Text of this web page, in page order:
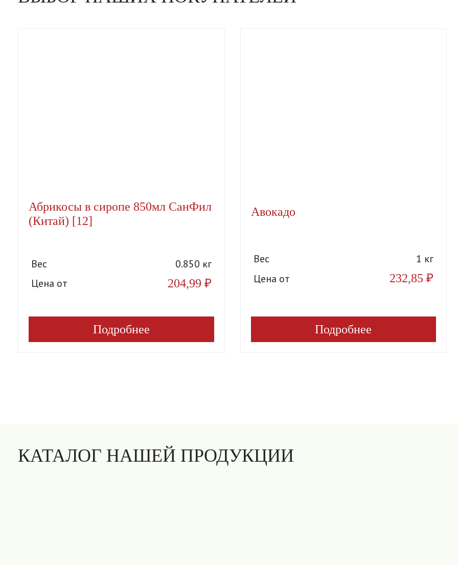
Абрикосы в сиропе 850мл СанФил
(Китай) [12]
Вес
0.850 кг
Цена от
204,99 ₽
Подробнее
Авокадо
Вес
1 кг
Цена от
232,85₽
Подробнее
КАТАЛОГ НАШЕЙ ПРОДУКЦИИ